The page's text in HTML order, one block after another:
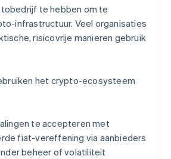
te hebben om te
infrastructuur. Veel organisaties
risicovrije manieren gebruik
het crypto-ecosysteem
te accepteren met
fiat-vereffening via aanbieders
beheer of volatiliteit